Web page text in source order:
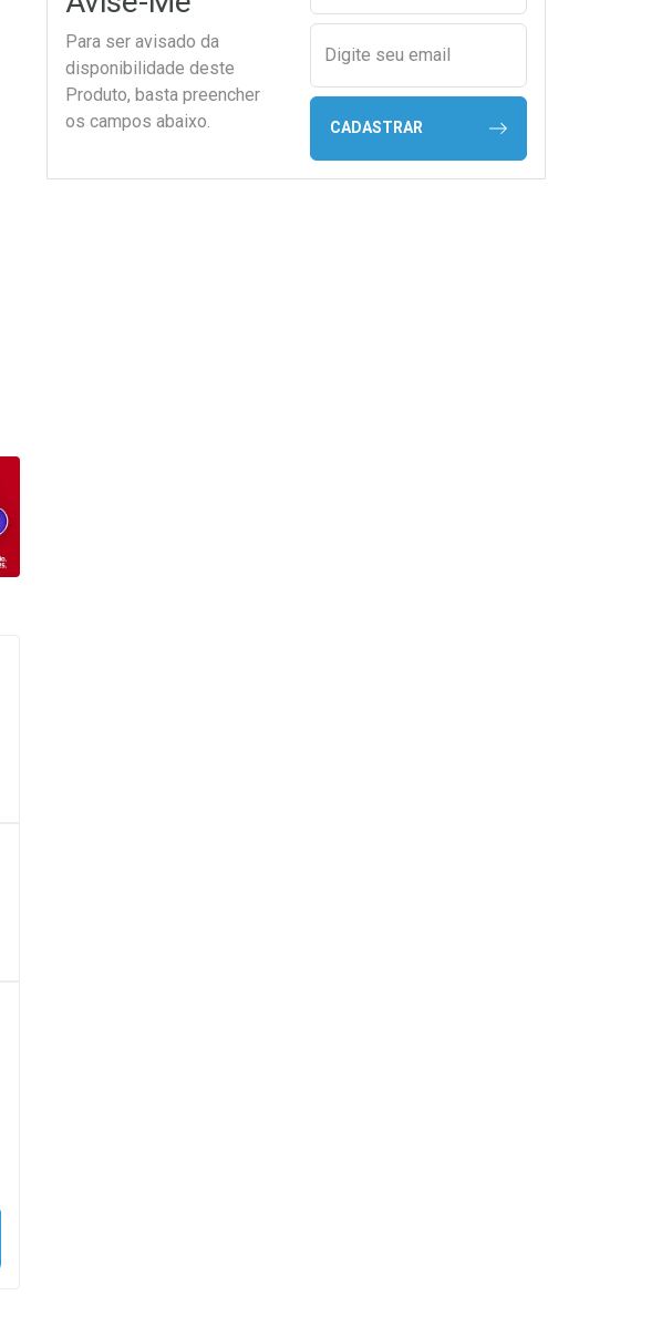
Para ser avisado da
disponibilidade deste
Produto, basta preencher
os campos abaixo.
Digite seu email
CADASTRAR